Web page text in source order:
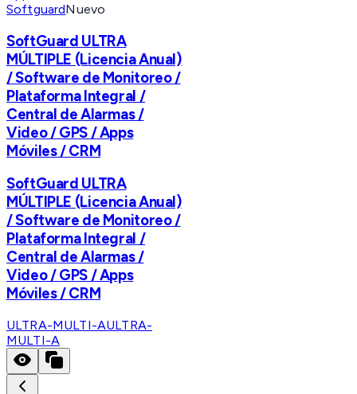
SoftguardNuevo
SoftGuard ULTRA
MÚLTIPLE (Licencia Anual)
/ Software de Monitoreo /
Plataforma Integral /
Central de Alarmas /
Video / GPS / Apps
Móviles / CRM
SoftGuard ULTRA
MÚLTIPLE (Licencia Anual)
/ Software de Monitoreo /
Plataforma Integral /
Central de Alarmas /
Video / GPS / Apps
Móviles / CRM
ULTRA-MULTI-AULTRA-
MULTI-A